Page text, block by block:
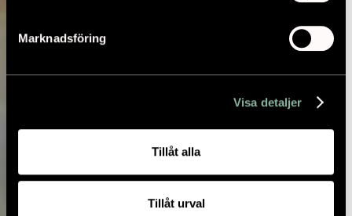
Marknadsföring
Visa detaljer
Tillåt alla
Tillåt urval